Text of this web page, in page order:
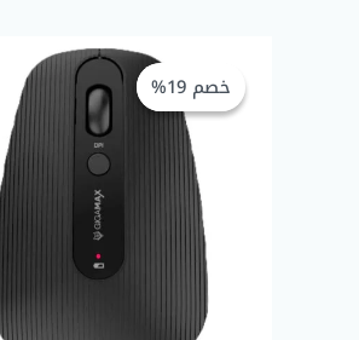
خصم 19%
خصم 19%
السعر
الأصلي
هو:
EGP 650,00.